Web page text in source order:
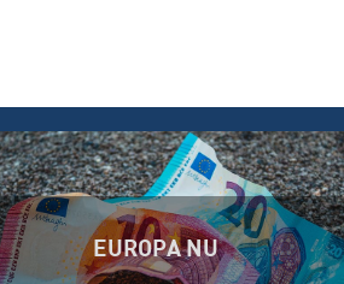
EUROPA NU